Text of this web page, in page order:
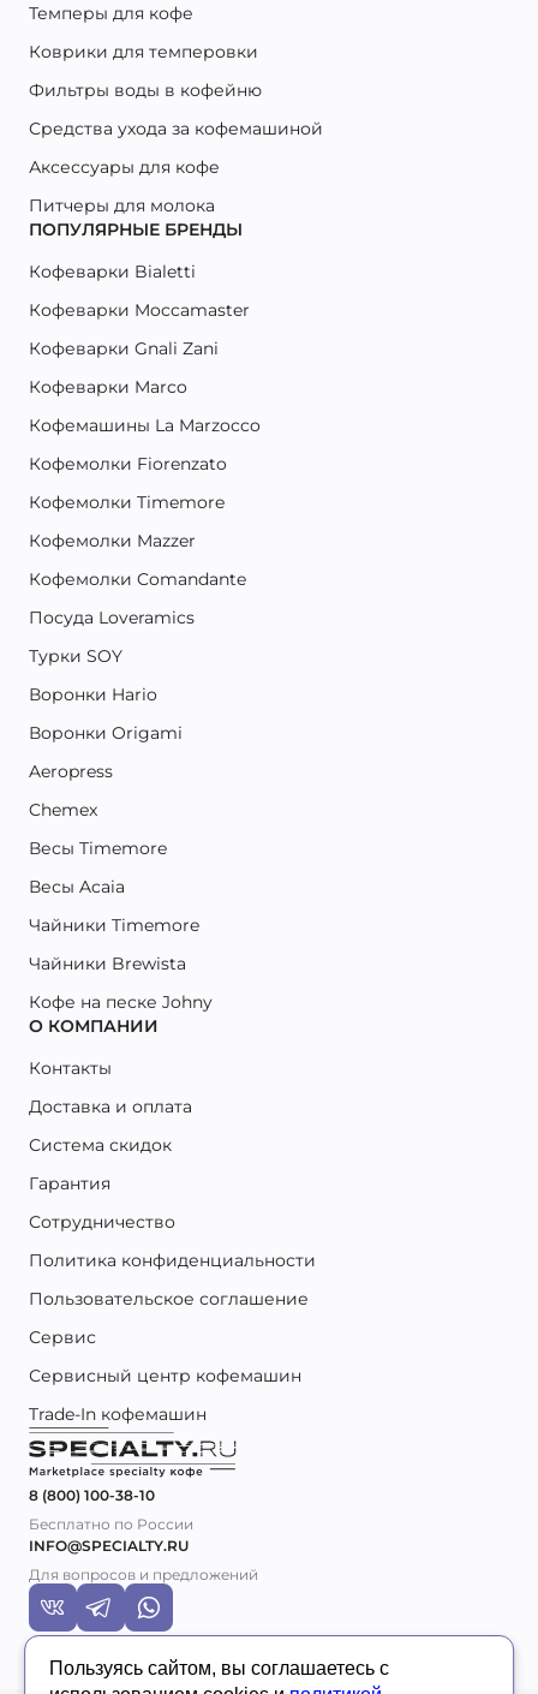
Пользуясь сайтом, вы соглашаетесь с
Темперы для кофе
Коврики для темперовки
Фильтры воды в кофейню
Средства ухода за кофемашиной
Аксессуары для кофе
Питчеры для молока
ПОПУЛЯРНЫЕ БРЕНДЫ
Кофеварки Bialetti
Кофеварки Moccamaster
Кофеварки Gnali Zani
Кофеварки Marco
Кофемашины La Marzocco
Кофемолки Fiorenzato
Кофемолки Timemore
Кофемолки Mazzer
Кофемолки Comandante
Посуда Loveramics
Турки SOY
Воронки Hario
Воронки Origami
Aeropress
Chemex
Весы Timemore
Весы Acaia
Чайники Timemore
Чайники Brewista
Кофе на песке Johny
О КОМПАНИИ
Контакты
Доставка и оплата
Система скидок
Гарантия
Сотрудничество
Политика конфиденциальности
Пользовательское соглашение
Сервис
Сервисный центр кофемашин
Trade-In кофемашин
8 (800) 100-38-10
Бесплатно по России
INFO@SPECIALTY.RU
Для вопросов и предложений